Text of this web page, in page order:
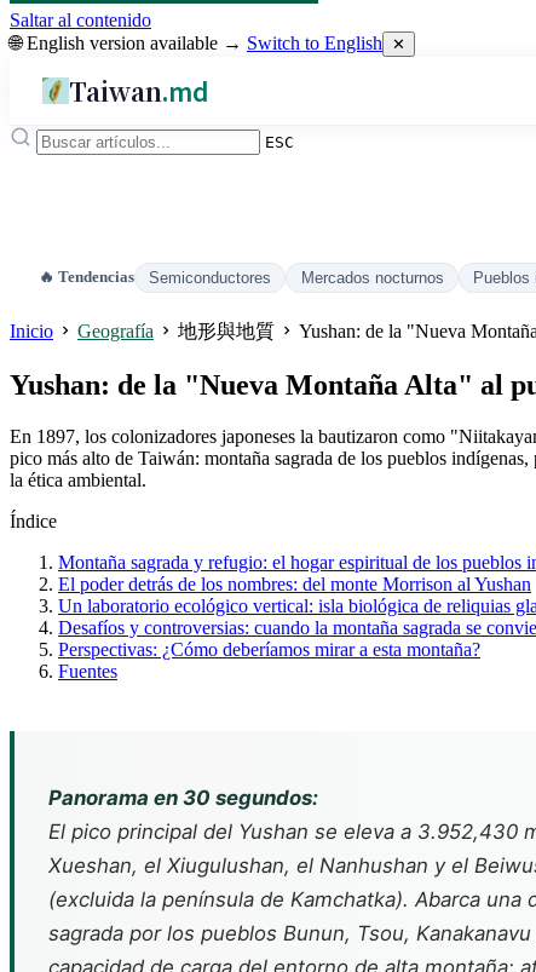
Saltar al contenido
🌐 English version available → Switch to English ✕
Taiwan.md
ESC
🔥 Tendencias Semiconductores Mercados nocturnos Pueblos
Inicio Geografía 地形與地質 Yushan: de la "Nueva
Yushan: de la "Nueva Montaña Alta" al
En 1897, los colonizadores japoneses la bautizaron como
pico más alto de Taiwán: montaña sagrada de los pueblos
la ética ambiental.
Índice
Montaña sagrada y refugio: el hogar espiritual de los pueblos
El poder detrás de los nombres: del monte Morrison al Yushan
Un laboratorio ecológico vertical: isla biológica de reliquias
Desafíos y controversias: cuando la montaña sagrada se
Perspectivas: ¿Cómo deberíamos mirar a esta montaña?
Fuentes
Panorama en 30 segundos:
El pico principal del Yushan se eleva a 3.952,430
Xueshan, el Xiugulushan, el Nanhushan y el
(excluida la península de Kamchatka). Abarca
sagrada por los pueblos Bunun, Tsou,
capacidad de carga del entorno de alta montaña: